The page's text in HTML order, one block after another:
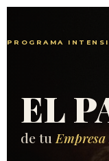
PROGRAMA
EL
de tu